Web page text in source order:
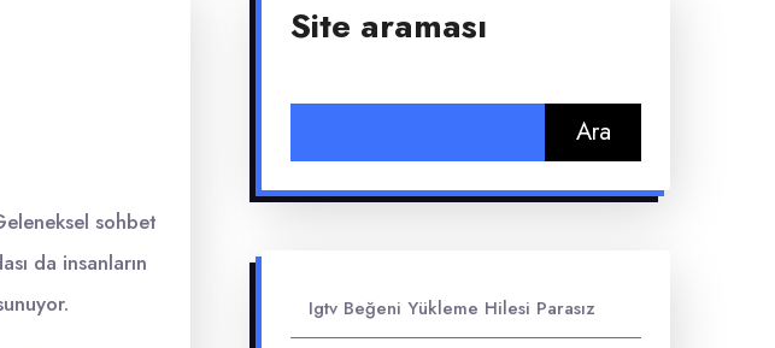
sohbet
da insanların
Site araması
Igtv Beğeni Yükleme Hilesi Parasız